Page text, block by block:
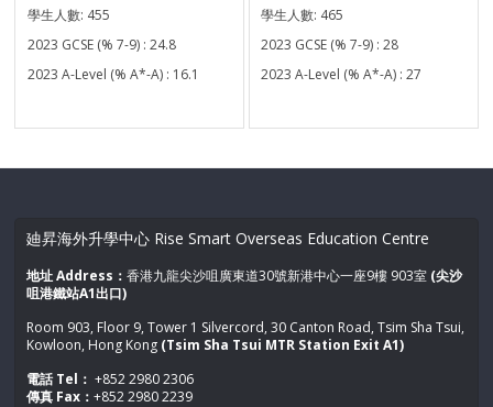
學生人數: 455
2023 GCSE (% 7-9) : 24.8
2023 A-Level (% A*-A) : 16.1
學生人數: 465
2023 GCSE (% 7-9) :28
2023 A-Level (% A*-A) :27
廸昇海外升學中心 Rise Smart Overseas Education Centre
地址 Address：香港九龍尖沙咀廣東道30號新港中心一座9樓 903室 (尖沙
咀港鐵站A1出口)
Room 903, Floor 9, Tower 1 Silvercord, 30 Canton Road, Tsim Sha Tsui,
Kowloon, Hong Kong (Tsim Sha Tsui MTR Station Exit A1)
電話 Tel： +852 2980 2306
傳真 Fax：+852 2980 2239